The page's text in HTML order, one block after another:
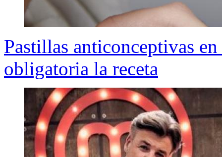
Pastillas anticonceptivas
obligatoria la receta